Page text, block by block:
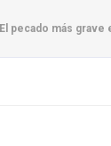
El pecado más grave